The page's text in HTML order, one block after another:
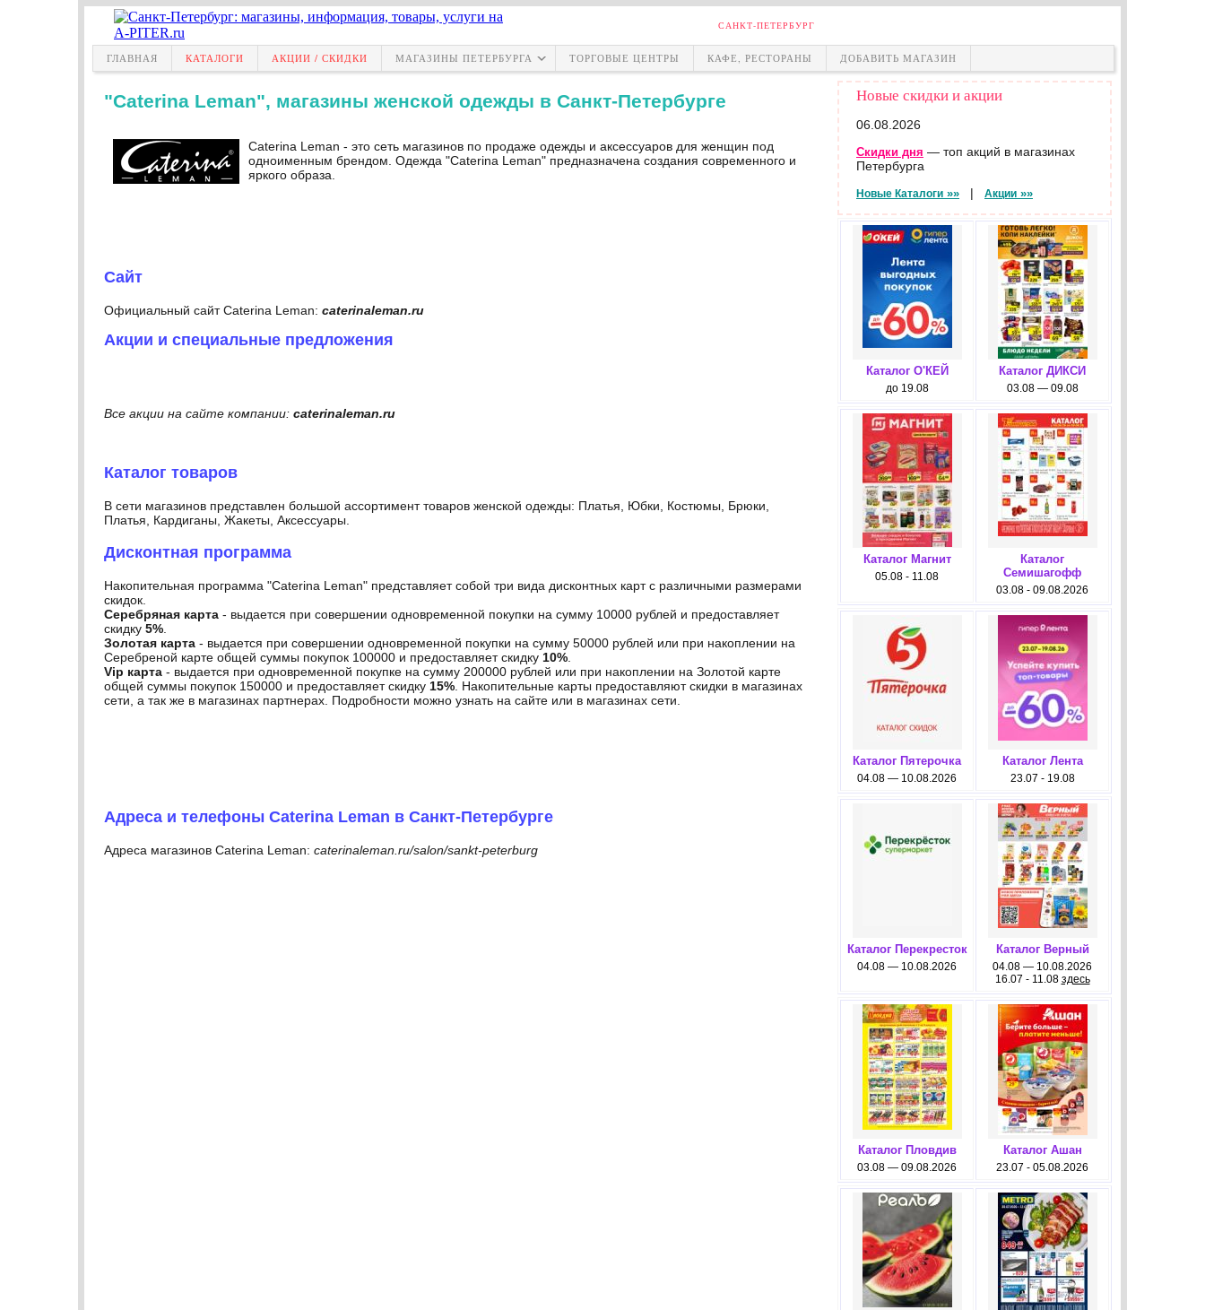
САНКТ-ПЕТЕРБУРГ
ГЛАВНАЯ КАТАЛОГИ АКЦИИ / СКИДКИ МАГАЗИНЫ ПЕТЕРБУРГА ТОРГОВЫЕ ЦЕНТРЫ КАФЕ, РЕСТОРАНЫ ДОБАВИТЬ МАГАЗИН
"Caterina Leman", магазины женской одежды в Санкт-Петербурге
Caterina Leman - это сеть магазинов по продаже одежды и аксессуаров для женщин под
одноименным брендом. Одежда "Caterina Leman" предназначена создания современного и
яркого образа.
Сайт
Официальный cайт Caterina Leman: caterinaleman.ru
Акции и специальные предложения
Все акции на сайте компании: caterinaleman.ru
Каталог товаров
В сети магазинов представлен большой ассортимент товаров женской одежды: Платья, Юбки, Костюмы, Брюки,
Платья, Кардиганы, Жакеты, Аксессуары.
Дисконтная программа
Накопительная программа "Caterina Leman" представляет собой три вида дисконтных карт с различными размерами
скидок.
Серебряная карта - выдается при совершении одновременной покупки на сумму 10000 рублей и предоставляет
скидку 5%
Золотая карта - выдается при совершении одновременной покупки на сумму 50000 рублей или при накоплении на
Серебреной карте общей суммы покупок 100000 и предоставляет скидку 10%
Vip карта - выдается при одновременной покупке на сумму 200000 рублей или при накоплении на Золотой карте
общей суммы покупок 150000 и предоставляет скидку 15% . Накопительные карты предоставляют скидки в магазинах
сети, а так же в магазинах партнерах. Подробности можно узнать на сайте или в магазинах сети.
Адреса и телефоны Caterina Leman в Санкт-Петербурге
Адреса магазинов Caterina Leman: caterinaleman.ru/salon/sankt-peterburg
Новые скидки и акции
06.08.2026
Скидки дня — топ акций в магазинах
Петербурга
Новые Каталоги »» | Акции »»
Каталог О'КЕЙ
до 19.08
Каталог ДИКСИ
03.08 — 09.08
Каталог Магнит
05.08 - 11.08
Каталог
Семишагофф
03.08 - 09.08.2026
Каталог Пятерочка
04.08 — 10.08.2026
Каталог Лента
23.07 - 19.08
Каталог Перекресток
04.08 — 10.08.2026
Каталог Верный
04.08 — 10.08.2026
16.07 - 11.08 здесь
Каталог Пловдив
03.08 — 09.08.2026
Каталог Ашан
23.07 - 05.08.2026